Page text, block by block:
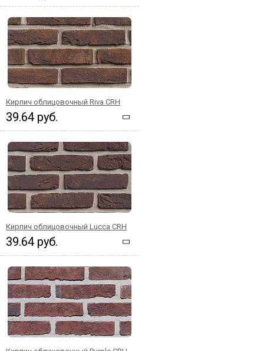
Кирпич облицовочный Riva CRH
39.64 руб.
Кирпич облицовочный Lucca CRH
39.64 руб.